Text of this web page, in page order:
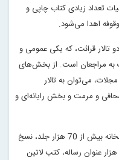
تعداد زیادی کتاب چاپی و
اهدا می‌شود.
تالار قرائت، که یکی عمومی و
به مراجعان است. از بخش‌های
می‌توان به تالار
و مرمت و بخش رایانه‌‌ای و
بر طبق آخرین آمار تعداد کتب‌ چاپی این کتابخانه بیش از 70 هزار جلد، نسخ
خطی در حدود شش هزار و 677 نسخه، 19 هزار عنوان رساله، کتب لاتین